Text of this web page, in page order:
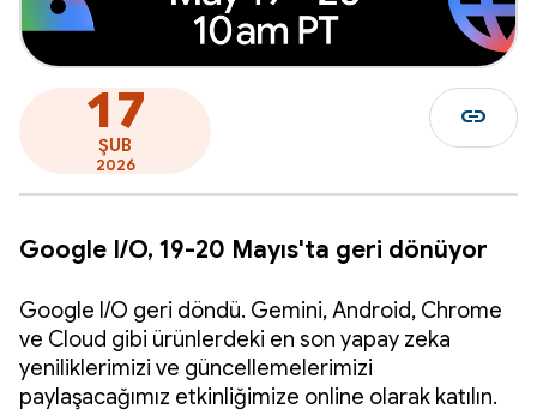
17
ŞUB
2026
link
Google I/O, 19-20 Mayıs'ta geri dönüyor
Google I/O geri döndü. Gemini, Android, Chrome
ve Cloud gibi ürünlerdeki en son yapay zeka
yeniliklerimizi ve güncellemelerimizi
paylaşacağımız etkinliğimize online olarak katılın.